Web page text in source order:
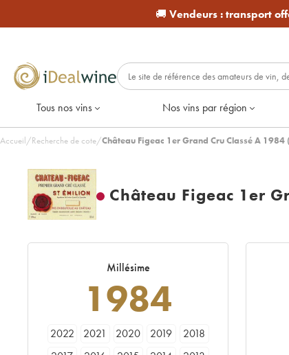
🚚 Vendeurs :transport
Tous nos vins Nos vins par région
Accueil/Recherche de cote/Château Figeac 1er Grand Cru Classé A 1984
Château Figeac 1er
Millésime
1984
2022 2021 2020 2019
2018